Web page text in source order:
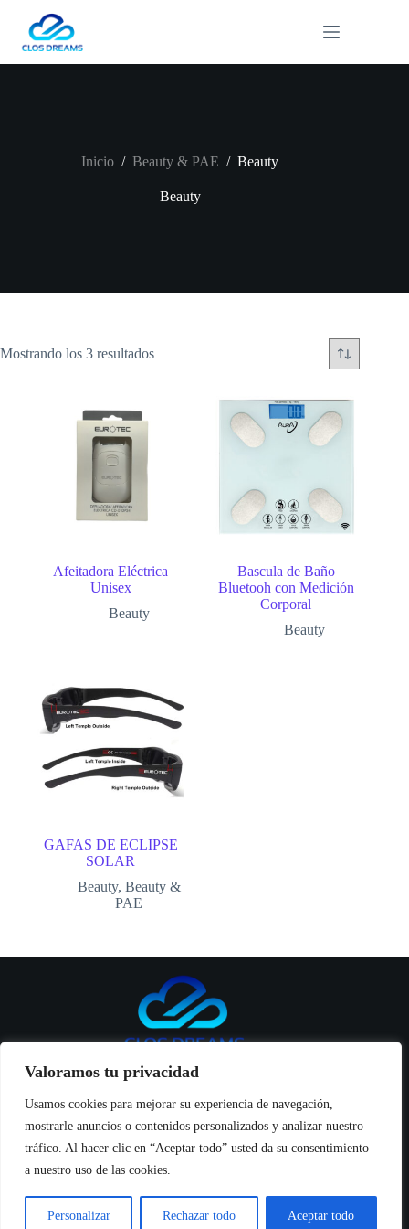
Valoramos tu privacidad
Usamos cookies para mejorar su experiencia de navegación,
mostrarle anuncios o contenidos personalizados y analizar nuestro
tráfico. Al hacer clic en “Aceptar todo” usted da su consentimiento
a nuestro uso de las cookies.
Personalizar Rechazar todo Aceptar todo
contenido
Inicio / Beauty & PAE / Beauty
Beauty
Mostrando los 3 resultados
Afeitadora Eléctrica
Unisex
Beauty
Bascula de Baño
Bluetooh con Medición
Corporal
Beauty
GAFAS DE ECLIPSE
SOLAR
Beauty, Beauty &
PAE
Inicio
Noticias
Sobre Nosotros